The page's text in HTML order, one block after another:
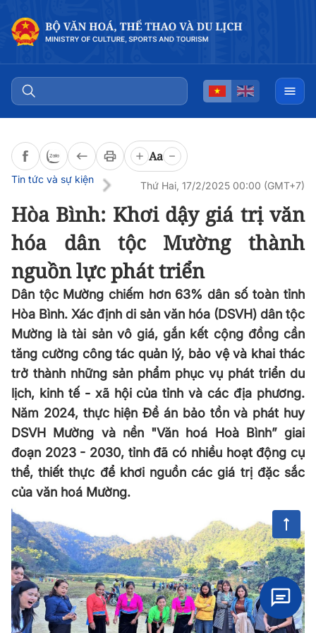
Aa
Tin tức và sự kiện
Thứ Hai, 17/2/2025 00:00 (GMT+7)
Hòa Bình: Khơi dậy giá trị văn
hóa dân tộc Mường thành
nguồn lực phát triển
Dân tộc Mường chiếm hơn 63% dân số toàn tỉnh
Hòa Bình. Xác định di sản văn hóa (DSVH) dân tộc
Mường là tài sản vô giá, gắn kết cộng đồng cần
tăng cường công tác quản lý, bảo vệ và khai thác
trở thành những sản phẩm phục vụ phát triển du
lịch, kinh tế - xã hội của tỉnh và các địa phương.
Năm 2024, thực hiện Đề án bảo tồn và phát huy
DSVH Mường và nền "Văn hoá Hoà Bình” giai
đoạn 2023 - 2030, tỉnh đã có nhiều hoạt động cụ
thể, thiết thực để khơi nguồn các giá trị đặc sắc
của văn hoá Mường.
Đọc bài